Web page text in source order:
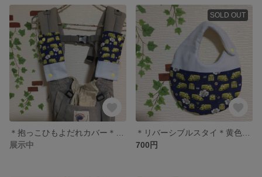
展示中
SOLD OUT
700円